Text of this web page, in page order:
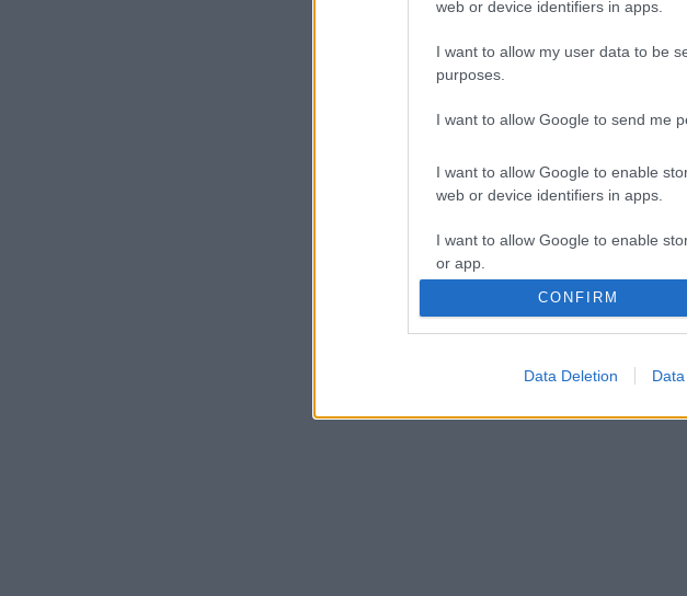
web or device identifiers in apps.
I want to allow my user data to be
purposes.
I want to allow Google to send me
I want to allow Google to enable
web or device identifiers in apps.
I want to allow Google to enable
or app.
I want to allow Google to enable
authentication functionality and
CONFIRM
Data Deletion